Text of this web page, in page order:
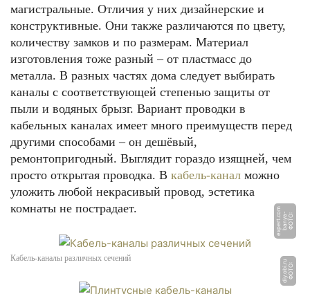
магистральные. Отличия у них дизайнерские и
конструктивные. Они также различаются по цвету,
количеству замков и по размерам. Материал
изготовления тоже разный – от пластмасс до
металла. В разных частях дома следует выбирать
каналы с соответствующей степенью защиты от
пыли и водяных брызг. Вариант проводки в
кабельных каналах имеет много преимуществ перед
другими способами ­– он дешёвый,
ремонтопригодный. Выглядит гораздо изящней, чем
просто открытая проводка. В кабель-канал можно
уложить любой некрасивый провод, эстетика
комнаты не пострадает.
Ф
О
Т
О:
b
a
n
y
a
-
e
x
p
e
r
t.
c
o
m
Кабель-каналы различных сечений
Ф
О
Т
О:
di
y.
o
bi.
r
u